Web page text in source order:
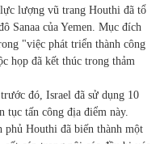
lượng vũ trang Houthi đã tổ
Sanaa của Yemen. Mục đích
"việc phát triển thành công
họp đã kết thúc trong thảm
đó, Israel đã sử dụng 10
tục tấn công địa điểm này.
Houthi đã biến thành một